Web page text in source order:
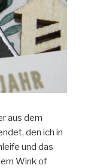
aus dem
den ich in
und das
Wink of